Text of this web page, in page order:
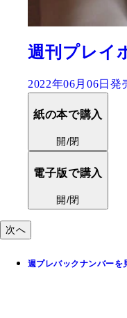
週刊プレイ
2022年06月06日発
紙の本で購入
開/閉
電子版で購入
開/閉
次へ
週プレバックナンバーを